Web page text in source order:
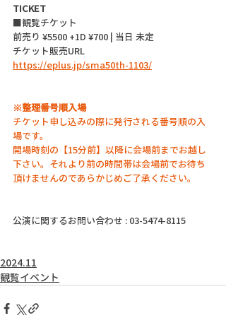
TICKET
■観覧チケット
前売り ¥5500 +1D ¥700 | 当日 未定
チケット販売URL
https://eplus.jp/sma50th-1103/
※整理番号順入場
チケット申し込みの際に発行される番号順の入
場です。
開場時刻の【15分前】以降に会場前までお越し
下さい。それより前の時間帯は会場前でお待ち
頂けませんのであらかじめご了承ください。
公演に関するお問い合わせ : 03-5474-8115
2024.11
観覧イベント